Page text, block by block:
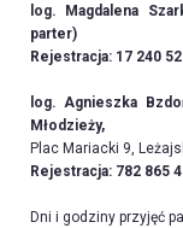
og. Magdalena
parter)
Rejestracja: 17 240
og. Agnieszka
Młodzieży,
Plac Mariacki 9,
Rejestracja: 782 865
Dni i godziny przyjęć